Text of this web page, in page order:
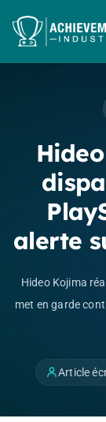
alerte
Hideo Kojima
met en garde
Article